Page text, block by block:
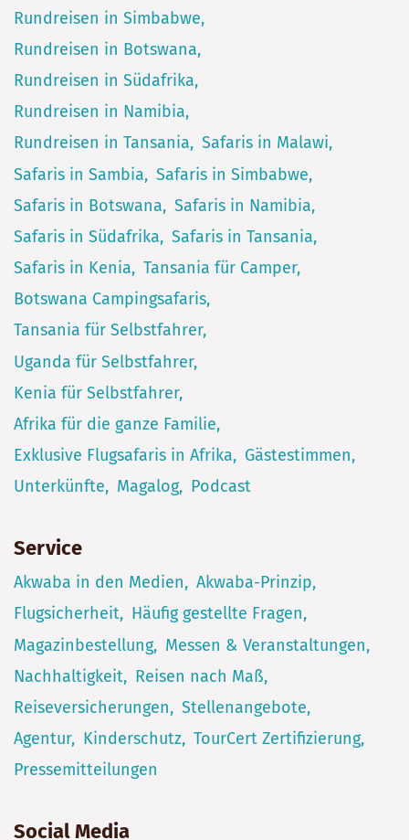
Rundreisen in Simbabwe
Rundreisen in Botswana
Rundreisen in Südafrika
Rundreisen in Namibia
Rundreisen in Tansania
Safaris in Malawi
Safaris in Sambia
Safaris in Simbabwe
Safaris in Botswana
Safaris in Namibia
Safaris in Südafrika
Safaris in Tansania
Safaris in Kenia
Tansania für Camper
Botswana Campingsafaris
Tansania für Selbstfahrer
Uganda für Selbstfahrer
Kenia für Selbstfahrer
Afrika für die ganze Familie
Exklusive Flugsafaris in Afrika
Gästestimmen
Unterkünfte
Magalog Podcast
Service
Akwaba in den Medien
Akwaba-Prinzip
Flugsicherheit
Häufig gestellte Fragen
Magazinbestellung
Messen & Veranstaltungen
Nachhaltigkeit
Reisen nach Maß
Reiseversicherungen
Stellenangebote
Agentur
Kinderschutz TourCert Zertifizierung
Pressemitteilungen
Social Media